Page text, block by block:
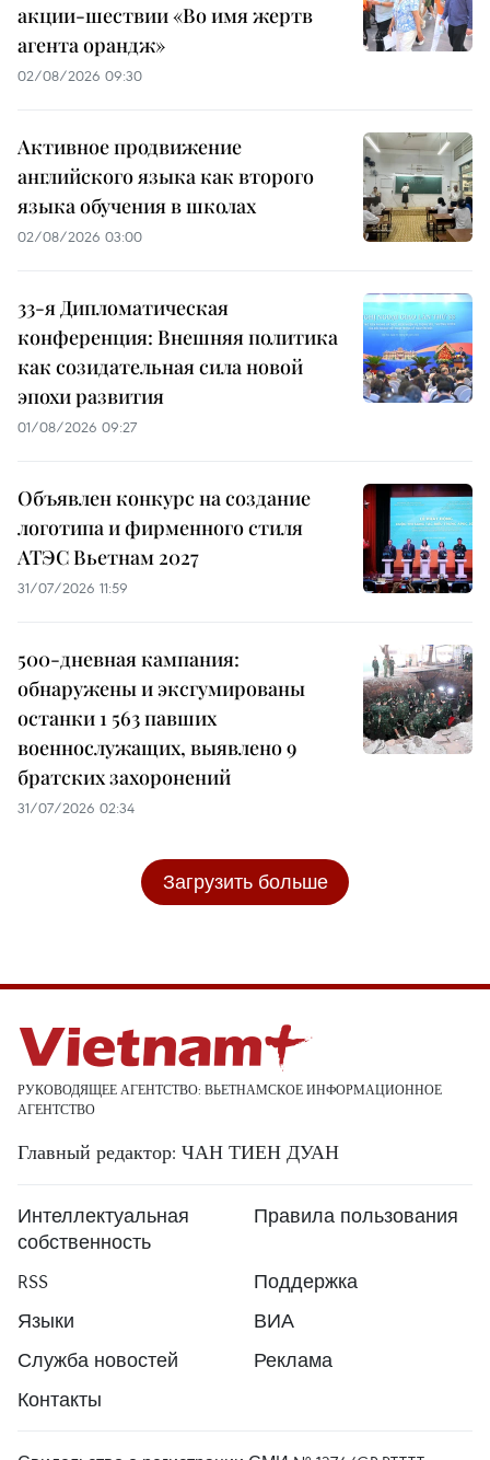
акции-шествии «Во имя жертв
агента орандж»
02/08/2026 09:30
Активное продвижение
английского языка как второго
языка обучения в школах
02/08/2026 03:00
33-я Дипломатическая
конференция: Внешняя политика
как созидательная сила новой
эпохи развития
01/08/2026 09:27
Объявлен конкурс на создание
логотипа и фирменного стиля
АТЭС Вьетнам 2027
31/07/2026 11:59
500-дневная кампания:
обнаружены и эксгумированы
останки 1 563 павших
военнослужащих, выявлено 9
братских захоронений
31/07/2026 02:34
Загрузить больше
РУКОВОДЯЩЕЕ АГЕНТСТВО: ВЬЕТНАМСКОЕ ИНФОРМАЦИОННОЕ
АГЕНТСТВО
Главный редактор: ЧАН ТИЕН ДУАН
Интеллектуальная
собственность
Правила пользования
RSS
Поддержка
Языки
ВИА
Служба новостей
Реклама
Контакты